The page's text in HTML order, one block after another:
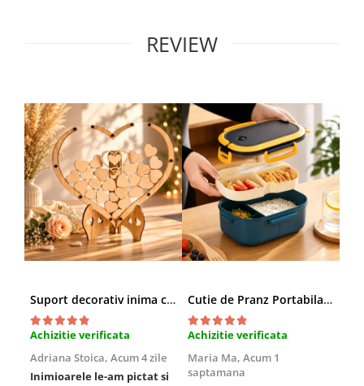
REVIEW
Suport decorativ inima cu mesaje, Cadou cu suflet
Achizitie verificata
Adriana Stoica, Acum 4 zile
Inimioarele le-am pictat si
Cutie de Pranz Portabila cu Compartimente
Achizitie verificata
Maria Ma, Acum 1
saptamana